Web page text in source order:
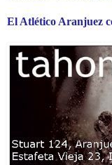
El Atlético Aranjuez